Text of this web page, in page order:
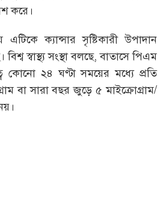
করে।
ক্যান্সার সৃষ্টিকারী উপাদান
বিশ্ব স্বাস্থ্য সংস্থা বলছে, বাতাসে পিএম
২৪ ঘণ্টা সময়ের মধ্যে প্রতি
বা সারা বছর জুড়ে ৫ মাইক্রোগ্রাম/